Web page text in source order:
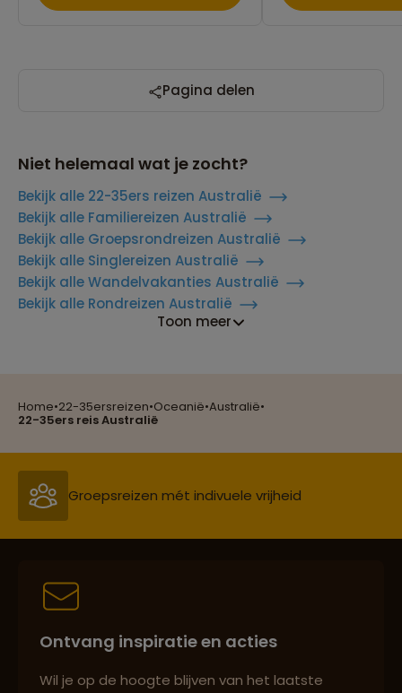
Home•22-35ersreizen•Oceanië•Australië•
22-35ers reis Australië
Pagina delen
Niet helemaal wat je zocht?
Bekijk alle 22-35ers reizen Australië
Bekijk alle Familiereizen Australië
Bekijk alle Groepsrondreizen Australië
Bekijk alle Singlereizen Australië
Bekijk alle Wandelvakanties Australië
Bekijk alle Rondreizen Australië
Toon meer
Reizen met oog voor mens, cultuur en milieu
Groepsreizen mét indivuele vrijheid
Persoonlijk en deskundig reisadvies
Best beoordeelde reisroutes
Ontvang inspiratie en acties
Wil je op de hoogte blijven van het laatste